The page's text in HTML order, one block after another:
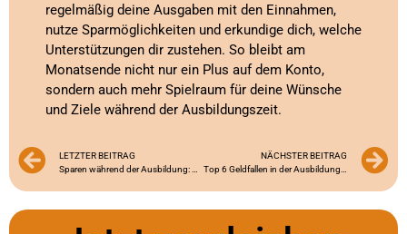
regelmäßig deine Ausgaben mit den Einnahmen,
nutze Sparmöglichkeiten und erkundige dich, welche
Unterstützungen dir zustehen. So bleibt am
Monatsende nicht nur ein Plus auf dem Konto,
sondern auch mehr Spielraum für deine Wünsche
und Ziele während der Ausbildungszeit.
LETZTER BEITRAG
NÄCHSTER BEITRAG